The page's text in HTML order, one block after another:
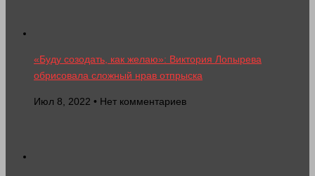
«Буду созодать, как желаю»: Виктория Лопырева
обрисовала сложный нрав отпрыска
Июл 8, 2022 • Нет комментариев